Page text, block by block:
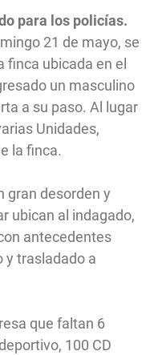
para los policías.
21 de mayo, se
ubicada en el
un masculino
a su paso. Al lugar
Unidades,
la finca.
gran desorden y
ubican al indagado,
antecedentes
y trasladado a
que faltan 6
100 CD